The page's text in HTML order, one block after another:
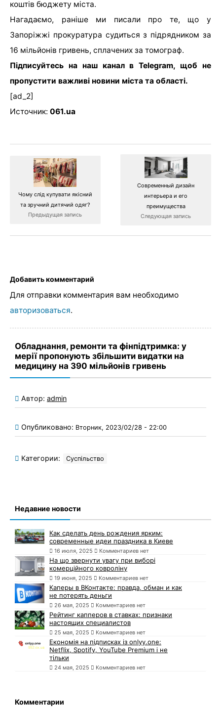
коштів бюджету міста.
Нагадаємо, раніше ми писали про те, що у
Запоріжжі прокуратура судиться з підрядником за
16 мільйонів гривень, сплачених за томограф.
Підписуйтесь на наш канал в Telegram, щоб не
пропустити важливі новини міста та області.
[ad_2]
Источник: 061.ua
Чому слід купувати якісний
та зручний дитячий одяг?
Предыдущая запись
Современный дизайн
интерьера и его
преимущества
Следующая запись
Добавить комментарий
Для отправки комментария вам необходимо
авторизоваться.
Обладнання, ремонти та фінпідтримка: у
мерії пропонують збільшити видатки на
медицину на 390 мільйонів гривень
Автор: admin
Опубликовано: Вторник, 2023/02/28 - 22:00
Категории: Суспільство
Недавние новости
Как сделать день рождения ярким:
современные идеи праздника в Киеве
16 июля, 2025 Комментариев нет
На що звернути увагу при виборі
комерційного ковроліну
19 июня, 2025 Комментариев нет
Каперы в ВКонтакте: правда, обман и как
не потерять деньги
26 мая, 2025 Комментариев нет
Рейтинг капперов в ставках: признаки
настоящих специалистов
25 мая, 2025 Комментариев нет
Економія на підписках із onlyy.one:
Netflix, Spotify, YouTube Premium і не
тільки
24 мая, 2025 Комментариев нет
Комментарии